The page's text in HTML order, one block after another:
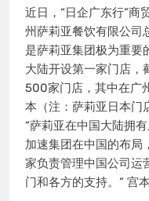
近日，“日企广东行”商
州萨莉亚餐饮有限公司
是萨莉亚集团极为重
大陆开设第一家门店，
500家门店，其中在广
本（注：萨莉亚日本门
“萨莉亚在中国大陆拥
加速集团在中国的布局
家负责管理中国公司运
门和各方的支持。” 宫